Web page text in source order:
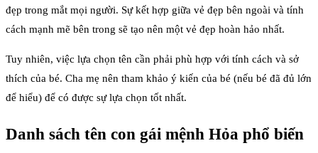
đẹp trong mắt mọi người. Sự kết hợp giữa vẻ đẹp bên ngoài và tính
cách mạnh mẽ bên trong sẽ tạo nên một vẻ đẹp hoàn hảo nhất.
Tuy nhiên, việc lựa chọn tên cần phải phù hợp với tính cách và sở
thích của bé. Cha mẹ nên tham khảo ý kiến của bé (nếu bé đã đủ lớn
để hiểu) để có được sự lựa chọn tốt nhất.
Danh sách tên con gái mệnh Hỏa phổ biến